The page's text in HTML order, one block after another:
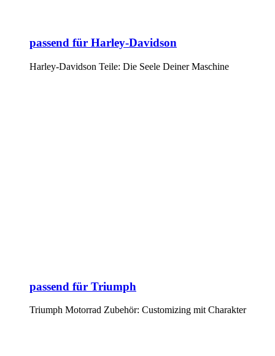
passend für Harley-Davidson
Harley-Davidson Teile: Die Seele Deiner Maschine
passend für Triumph
Triumph Motorrad Zubehör: Customizing mit Charakter